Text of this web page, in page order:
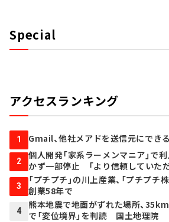
Special
アクセスランキング
1 Gmail、他社メアドを送信元にでき
2
個人開発「家系ラーメンマニア」
かず一部停止 「より信頼していた
3
「プチプチ」の川上産業、「プチプ
創業58年で
4
熊本地震で地面がずれた場所、
で「変位境界」を判読 国土地理院